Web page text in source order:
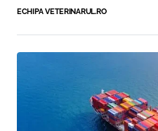
ECHIPA VETERINARUL.RO